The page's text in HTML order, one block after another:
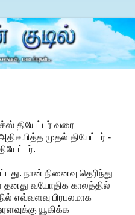
தியேட்டர் வரை
முதல் தியேட்டர் -
நான் நினைவு தெரிந்து
தனது வயோதிக காலத்தில்
எவ்வளவு பிரபலமாக
யூகிக்க